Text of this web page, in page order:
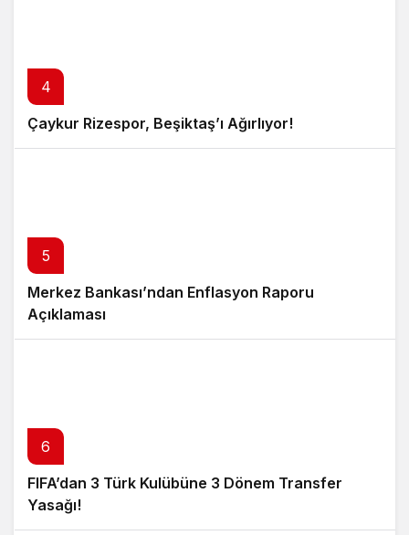
4
Çaykur Rizespor, Beşiktaş’ı Ağırlıyor!
5
Merkez Bankası’ndan Enflasyon Raporu
Açıklaması
6
FIFA’dan 3 Türk Kulübüne 3 Dönem Transfer
Yasağı!